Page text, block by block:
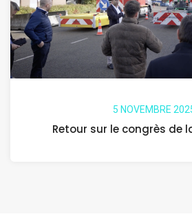
5 NOVEMBRE
Retour sur le congrès de